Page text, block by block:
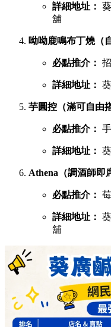
詳細地址：
舖
呦呦鹿鳴布丁燒（
必點推介：
詳細地址：
芋圓控（滿可自由
必點推介：
詳細地址：
Athena（調酒師即
必點推介：
詳細地址：
舖